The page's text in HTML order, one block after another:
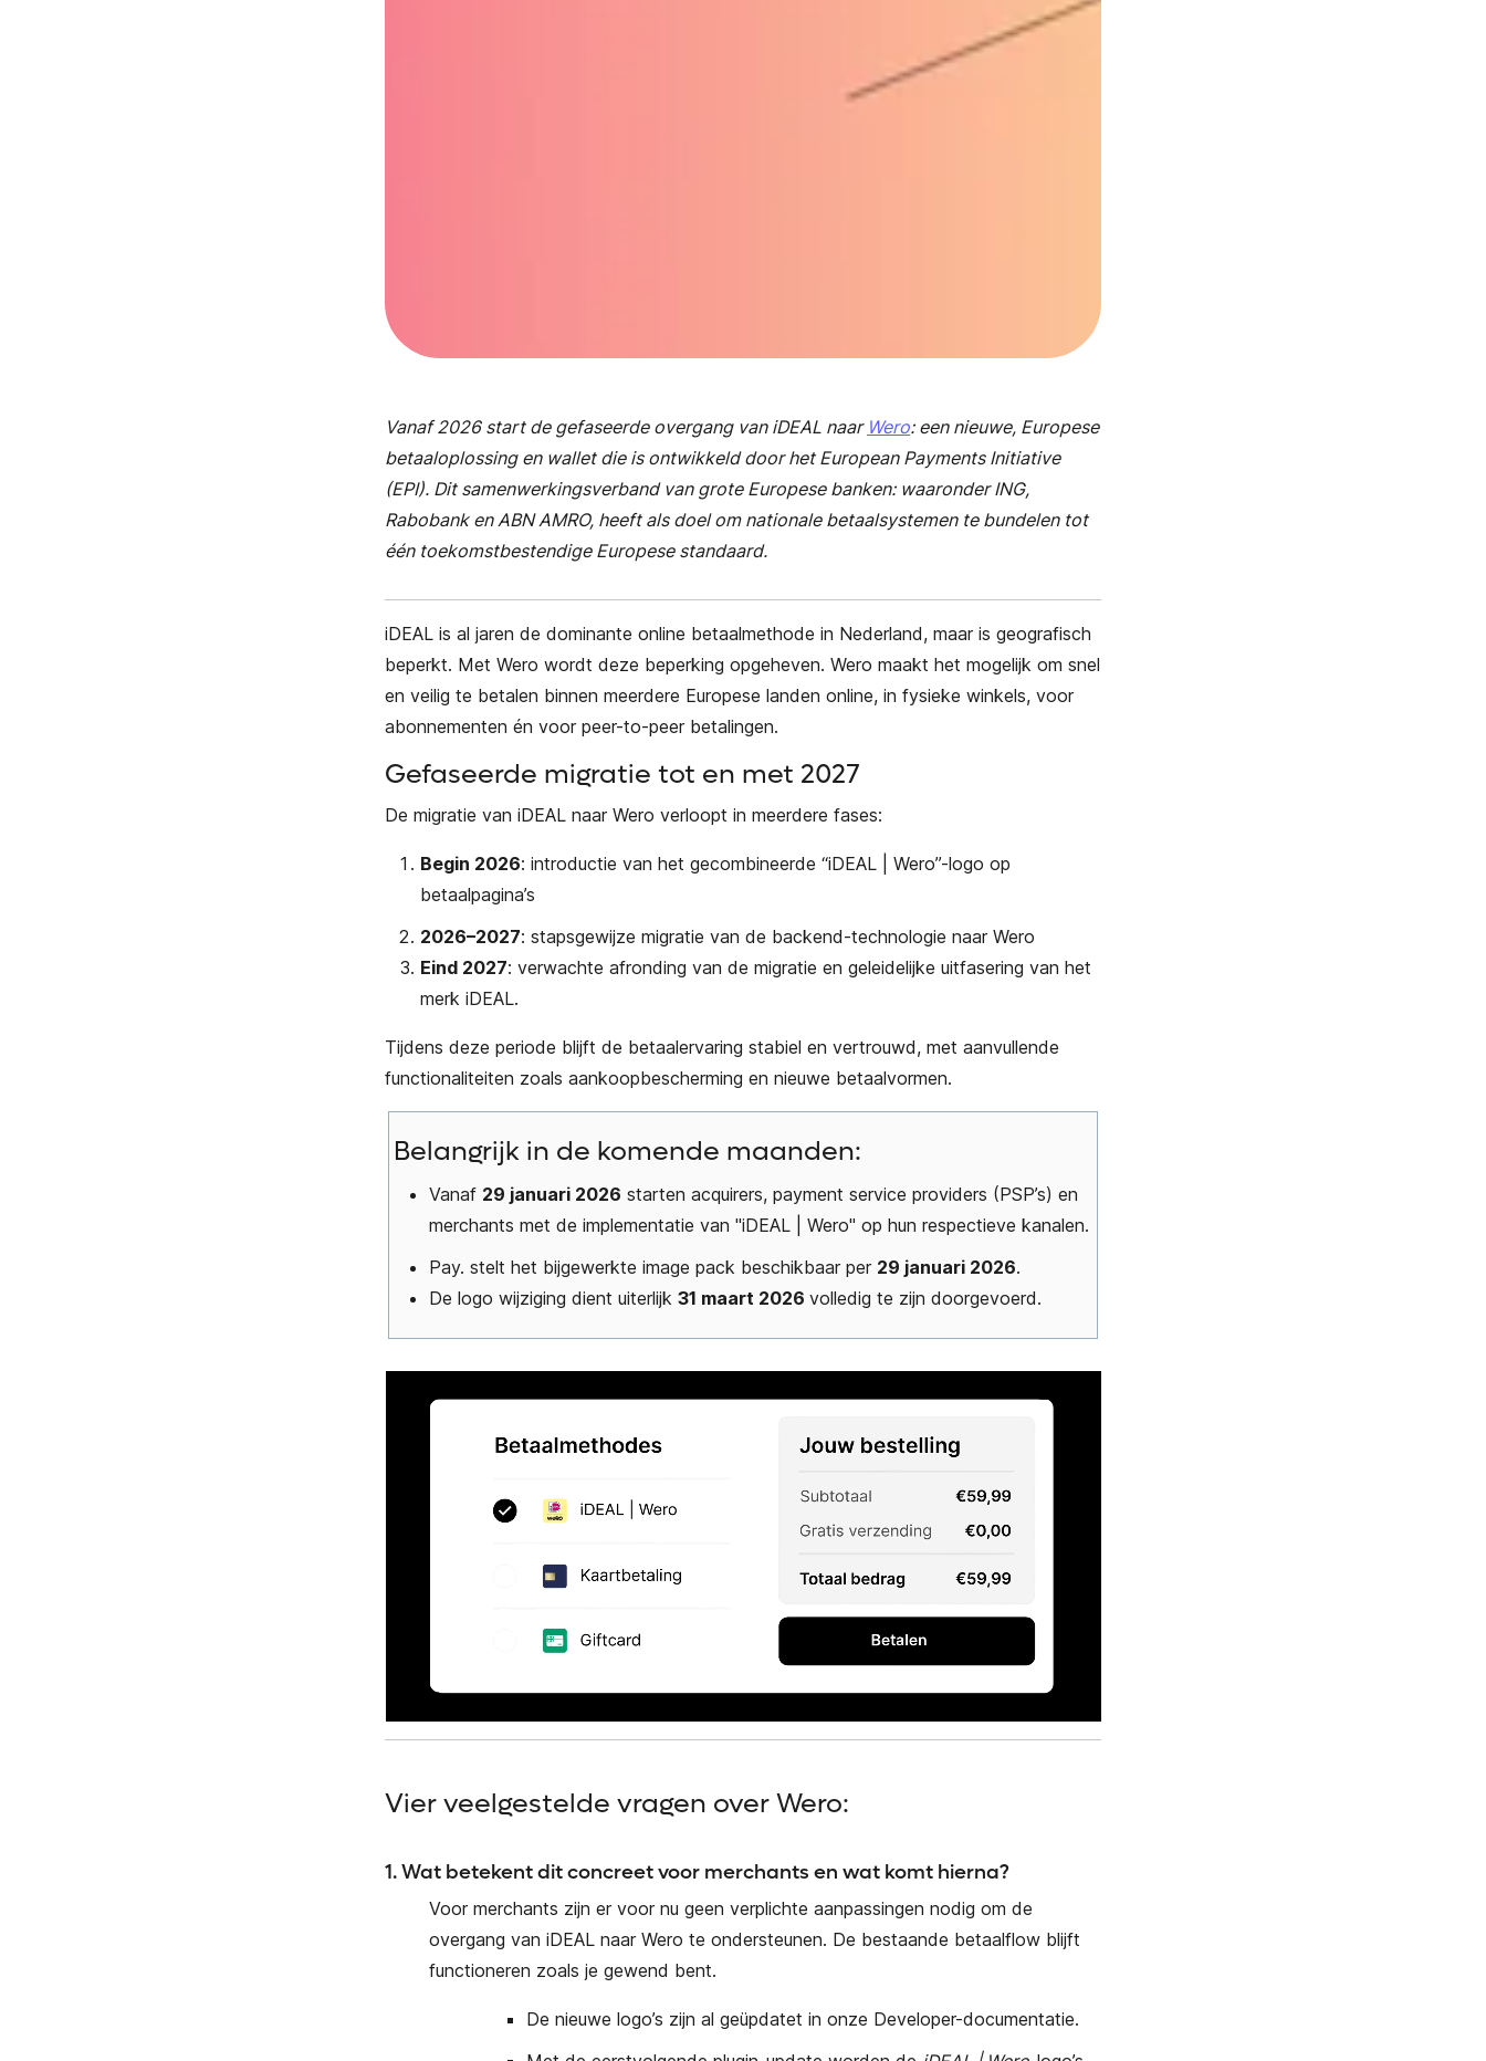
Vanaf 2026 start de gefaseerde overgang van iDEAL naar Wero: een nieuwe, Europese
betaaloplossing en wallet die is ontwikkeld door het European Payments Initiative
(EPI). Dit samenwerkingsverband van grote Europese banken: waaronder ING,
Rabobank en ABN AMRO, heeft als doel om nationale betaalsystemen te bundelen tot
één toekomstbestendige Europese standaard.
iDEAL is al jaren de dominante online betaalmethode in Nederland, maar is geografisch
beperkt. Met Wero wordt deze beperking opgeheven. Wero maakt het mogelijk om snel
en veilig te betalen binnen meerdere Europese landen online, in fysieke winkels, voor
abonnementen én voor peer-to-peer betalingen.
Gefaseerde migratie tot en met 2027
De migratie van iDEAL naar Wero verloopt in meerdere fases:
Begin 2026: introductie van het gecombineerde “iDEAL | Wero”-logo op
betaalpagina’s
2026–2027: stapsgewijze migratie van de backend-technologie naar Wero
Eind 2027: verwachte afronding van de migratie en geleidelijke uitfasering van het
merk iDEAL.
Tijdens deze periode blijft de betaalervaring stabiel en vertrouwd, met aanvullende
functionaliteiten zoals aankoopbescherming en nieuwe betaalvormen.
Belangrijk in de komende maanden:
Vanaf 29 januari 2026 starten acquirers, payment service providers (PSP’s) en
merchants met de implementatie van "iDEAL | Wero" op hun respectieve kanalen.
Pay. stelt het bijgewerkte image pack beschikbaar per 29 januari 2026.
De logo wijziging dient uiterlijk 31 maart 2026 volledig te zijn doorgevoerd.
Vier veelgestelde vragen over Wero:
1. Wat betekent dit concreet voor merchants en wat komt hierna?
Voor merchants zijn er voor nu geen verplichte aanpassingen nodig om de
overgang van iDEAL naar Wero te ondersteunen. De bestaande betaalflow blijft
functioneren zoals je gewend bent.
De nieuwe logo’s zijn al geüpdatet in onze Developer-documentatie.